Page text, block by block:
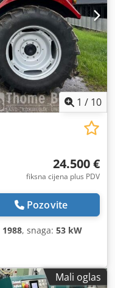
1 / 10
24.500 €
fiksna cijena plus PDV
Pozovite
1988, snaga: 53 kW
Mali oglas